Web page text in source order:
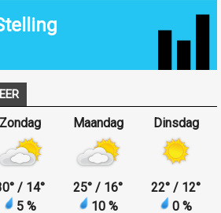
Zondag
° / 14°
5 %
Maandag
25° / 16°
10 %
Dinsdag
22° / 12°
0 %